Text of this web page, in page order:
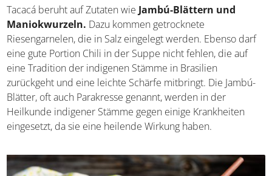
Tacacá beruht auf Zutaten wieJambú-Blättern und
Maniokwurzeln.Dazu kommen getrocknete
Riesengarnelen, die in Salz eingelegt werden. Ebenso
darf eine gute Portion Chili in der Suppe nicht fehlen, die
auf eine Tradition der indigenen Stämme in Brasilien
zurückgeht und eine leichte Schärfe mitbringt. Die Jambú-
Blätter, oft auch Parakresse genannt, werden in der
Heilkunde indigener Stämme gegen einige Krankheiten